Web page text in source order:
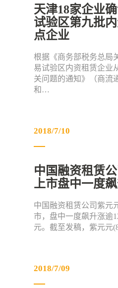
天津18家企业
试验区第九批
点企业
根据《商务部税务总局
易试验区内资租赁企业
关问题的通知》（商流
和…
2018/7/10
中国融资租赁
上市盘中一度
中国融资租赁公司紫元
市，盘中一度飙升涨逾
元。截至发稿，紫元元
2018/7/09